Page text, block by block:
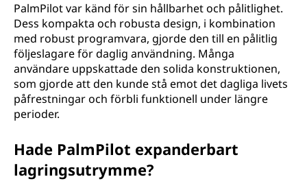
PalmPilot var känd för sin hållbarhet och pålitlighet.
Dess kompakta och robusta design, i kombination
med robust programvara, gjorde den till en pålitlig
följeslagare för daglig användning. Många
användare uppskattade den solida konstruktionen,
som gjorde att den kunde stå emot det dagliga livets
påfrestningar och förbli funktionell under längre
perioder.
Hade PalmPilot expanderbart
lagringsutrymme?